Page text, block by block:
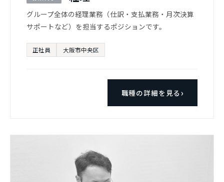
グループ全体の経理業務（仕訳・支払業務・月次決算
サポートなど）を担当するポジションです。
正社員 大阪市中央区
職種の詳細を見る